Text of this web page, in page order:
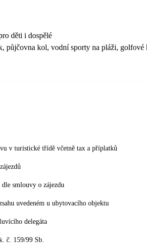
děti i dospělé
půjčovna kol, vodní sporty na pláži, golfové
v turistické třídě včetně tax a příplatků
smlouvy o zájezdu
uvedeném u ubytovacího objektu
delegáta
č. 159/99 Sb.